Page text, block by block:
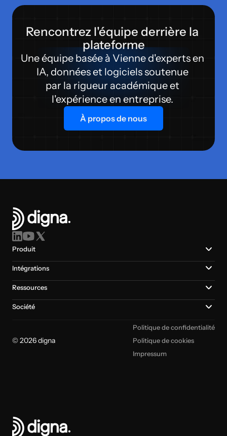
Rencontrez l'équipe derrière la
plateforme
Une équipe basée à Vienne d'experts en
IA, données et logiciels soutenue
par la rigueur académique et
l'expérience en entreprise.
À propos de nous
Produit
Intégrations
Ressources
Société
© 2026 digna
Politique de confidentialité
Politique de cookies
Impressum